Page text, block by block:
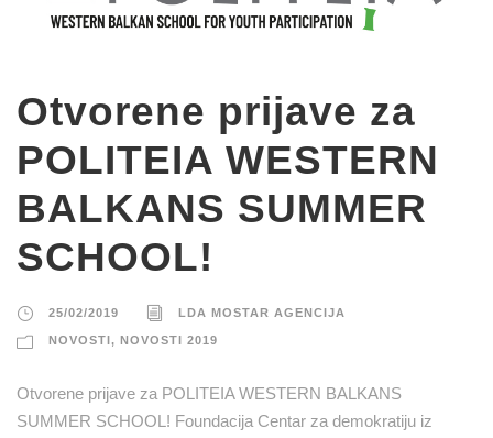
Otvorene prijave za
POLITEIA WESTERN
BALKANS SUMMER
SCHOOL!
25/02/2019 LDA MOSTAR AGENCIJA
NOVOSTI , NOVOSTI 2019
Otvorene prijave za POLITEIA WESTERN BALKANS
SUMMER SCHOOL! Foundacija Centar za demokratiju iz